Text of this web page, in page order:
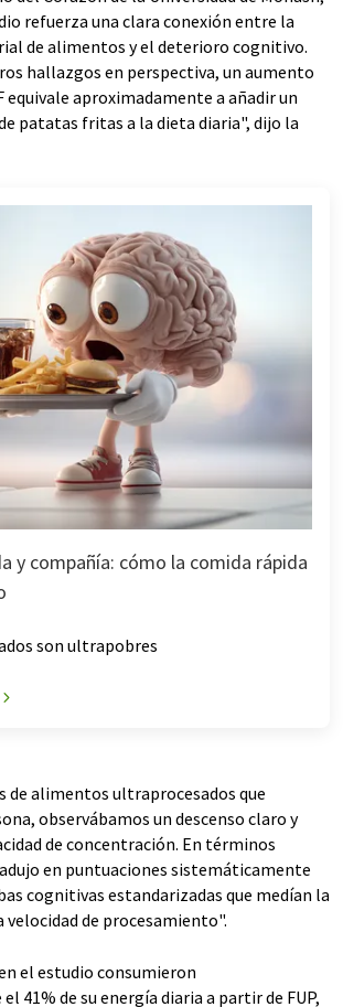
refuerza una clara conexión entre la
de alimentos y el deterioro cognitivo.
hallazgos en perspectiva, un aumento
equivale aproximadamente a añadir un
patatas fritas a la dieta diaria", dijo la
y compañía: cómo la comida rápida
son ultrapobres
de alimentos ultraprocesados que
observábamos un descenso claro y
de concentración. En términos
en puntuaciones sistemáticamente
cognitivas estandarizadas que medían la
velocidad de procesamiento".
el estudio consumieron
41% de su energía diaria a partir de FUP,